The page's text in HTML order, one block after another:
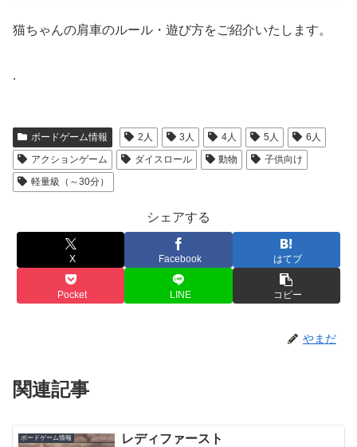
猫ちゃんの肩車のルール・遊び方をご紹介いたします。
.
ボードゲーム情報 2人 3人 4人 5人
6人
アクションゲーム
ダイスロール 動物
子供向け
軽量級（～30分）
シェアする
X Facebook はてブ
Pocket LINE コピー
やまだ
関連記事
ボードゲーム情報 レディファースト